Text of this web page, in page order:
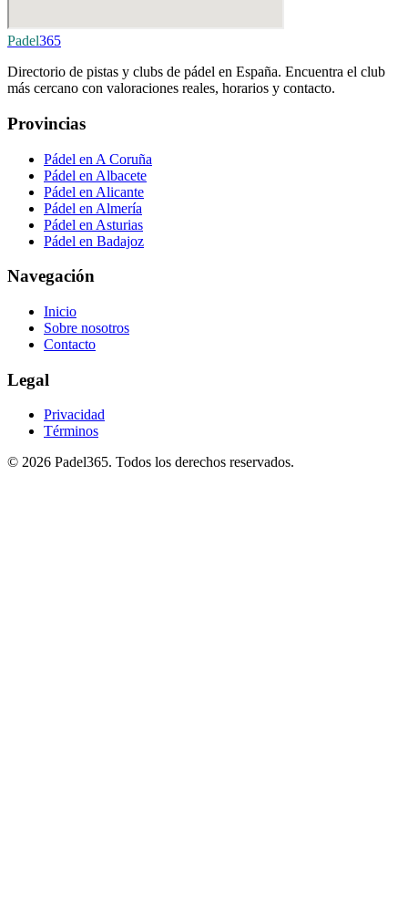
Padel365
Directorio de pistas y clubs de pádel en España. Encuentra el club
más cercano con valoraciones reales, horarios y contacto.
Provincias
Pádel en A Coruña
Pádel en Albacete
Pádel en Alicante
Pádel en Almería
Pádel en Asturias
Pádel en Badajoz
Navegación
Inicio
Sobre nosotros
Contacto
Legal
Privacidad
Términos
© 2026 Padel365. Todos los derechos reservados.